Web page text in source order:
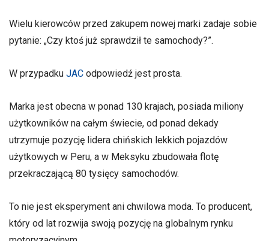
Wielu kierowców przed zakupem nowej marki zadaje sobie
pytanie: „Czy ktoś już sprawdził te samochody?”.
W przypadku JAC odpowiedź jest prosta.
Marka jest obecna w ponad 130 krajach, posiada miliony
użytkowników na całym świecie, od ponad dekady
utrzymuje pozycję lidera chińskich lekkich pojazdów
użytkowych w Peru, a w Meksyku zbudowała flotę
przekraczającą 80 tysięcy samochodów.
To nie jest eksperyment ani chwilowa moda. To producent,
który od lat rozwija swoją pozycję na globalnym rynku